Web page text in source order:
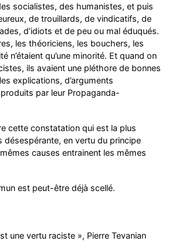
socialistes, des humanistes, et puis
de trouillards, de vindicatifs, de
d’idiots et de peu ou mal éduqués.
les théoriciens, les bouchers, les
n’étaient qu’une minorité. Et quand on
ils avaient une pléthore de bonnes
explications, d’arguments
par leur Propaganda-
cette constatation qui est la plus
désespérante, en vertu du principe
causes entrainent les mêmes
est peut-être déjà scellé.
une vertu raciste », Pierre Tevanian